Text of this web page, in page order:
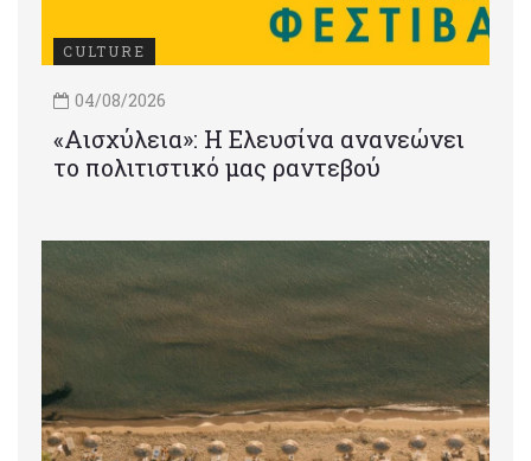
CULTURE
04/08/2026
«Αισχύλεια»: Η Ελευσίνα ανανεώνει
το πολιτιστικό μας ραντεβού